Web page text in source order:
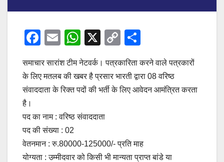
F
c
e
o
o
k
E
ail
W
h
at
s
p
X
C
p
y
ar
e
समाचार सारांश टीम नेटवर्क। पत्रकारिता करने वाले पत्रकारों
के लिए मतलब की खबर है प्रसार भारती द्वारा 08 वरिष्ठ
संवाददाता के रिक्त पदों की भर्ती के लिए आवेदन आमंत्रित करता
है।
पद का नाम : वरिष्ठ संवाददाता
पद की संख्या : 02
वेतनमान : रु.80000-125000/- प्रति माह
योग्यता : उम्मीदवार को किसी भी मान्यता प्राप्त बांडे या